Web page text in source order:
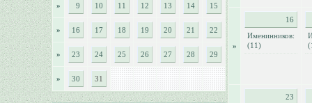
» 9 10 11 12 13 14 15
» 16 17 18 19 20 21 22
» 23 24 25 26 27 28 29
» 30 31
»
16
Именинников:
(11)
23